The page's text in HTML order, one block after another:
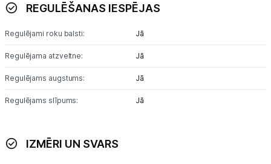
Kontakti
REGULĒŠANAS IESPĒJAS
Regulējami roku balsti: Jā
Regulējama atzveltne: Jā
Regulējams augstums: Jā
Regulējams slīpums: Jā
IZMĒRI UN SVARS